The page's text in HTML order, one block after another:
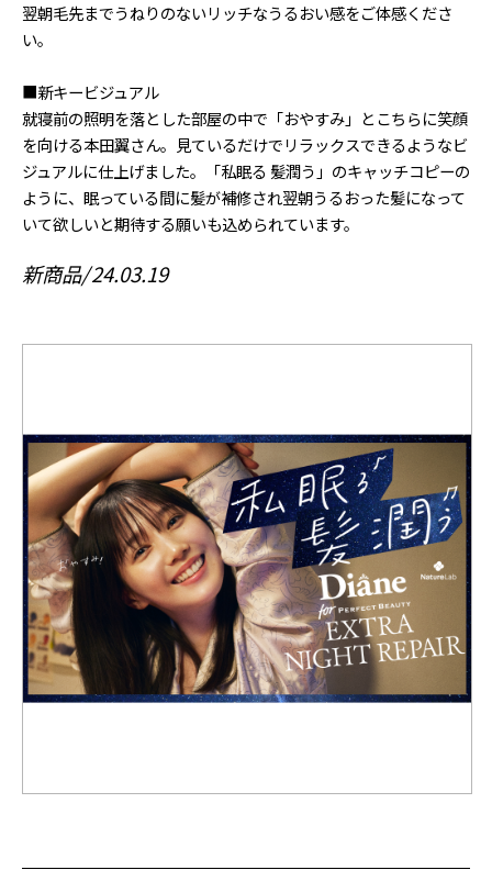
翌朝毛先までうねりのないリッチなうるおい感をご体感くださ
い。
■新キービジュアル
就寝前の照明を落とした部屋の中で「おやすみ」とこちらに笑顔
を向ける本田翼さん。見ているだけでリラックスできるようなビ
ジュアルに仕上げました。「私眠る 髪潤う」のキャッチコピーの
ように、眠っている間に髪が補修され翌朝うるおった髪になって
いて欲しいと期待する願いも込められています。
新商品 24.03.19